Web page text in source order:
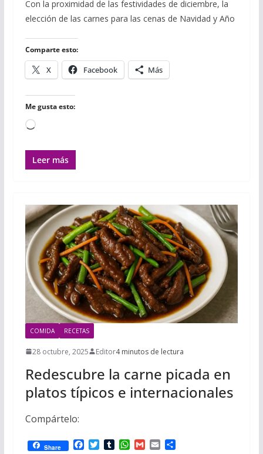
e
b
t
t
b
l
t
s
i
l
i
l
p
a
Con la proximidad de las festividades de diciembre, la
elección de las carnes para las cenas de Navidad y Año
Comparte esto:
X Facebook Más
Me gusta esto:
Cargando...
Leer más
COMIDA RECETAS
28 octubre, 2025 Editor4 minutos de lectura
Redescubre la carne picada en
platos típicos e internacionales
Compártelo:
Share
F
T
T
W G
E
C